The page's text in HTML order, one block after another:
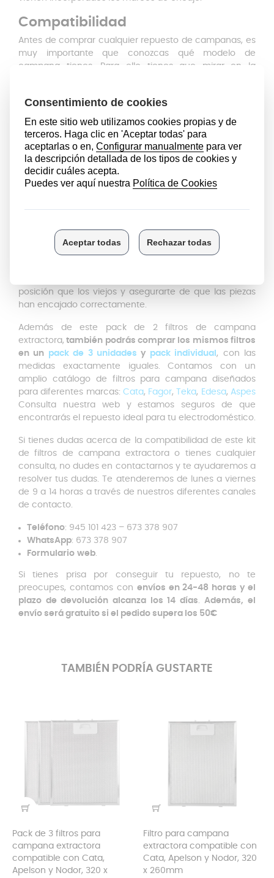
Compatibilidad
Antes de comprar cualquier repuesto de campanas, es
muy importante que conozcas qué modelo de
campana tienes. Para ello tienes que mirar en la
misma, detrás de los filtros.
Estos filtros de campana extractora concretamente
son compatibles con las marcas Cata, Apelson y
Nodor.
Siempre tendrás que tener en cuenta las
medidas, si tu modelo de campana no cuenta con las
medidas exactas, estos filtros no te servirán. Puedes
Cambiar estos filtros de campana extractora es muy
sencillo. Tendrás que presionar los dispositivos de
enclavamiento para liberar el área donde se
posición que los viejos y asegurarte de que las piezas
han encajado correctamente.
Además de este pack de 2 filtros de campana
extractora, también podrás comprar los mismos filtros
en un pack de 3 unidades y pack individual, con las
medidas exactamente iguales. Contamos con un
amplio catálogo de filtros para campana diseñados
para diferentes marcas: Cata, Fagor, Teka, Edesa,Aspes
Consulta nuestra web y estamos seguros de que
encontrarás el repuesto ideal para tu electrodoméstico.
Si tienes dudas acerca de la compatibilidad de este kit
de filtros de campana extractora o tienes cualquier
consulta, no dudes en contactarnos y te ayudaremos a
resolver tus dudas. Te atenderemos de lunes a viernes
de 9 a 14 horas a través de nuestros diferentes canales
de contacto.
Teléfono: 945 101 423 – 673 378 907
WhatsApp: 673 378 907
Formulario web.
Si tienes prisa por conseguir tu repuesto, no te
preocupes, contamos con envíos en 24-48 horas y el
plazo de devolución alcanza los 14 días.Además, el
envío será gratuito si el pedido supera los 50€
TAMBIÉN PODRÍA GUSTARTE
Pack de 3 filtros para
campana extractora
compatible con Cata,
Apelson y Nodor, 320 x
Filtro para campana
extractora compatible con
Cata, Apelson y Nodor, 320
x 260mm